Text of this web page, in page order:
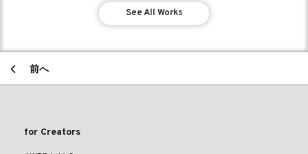
See All Works
前へ
for Creators